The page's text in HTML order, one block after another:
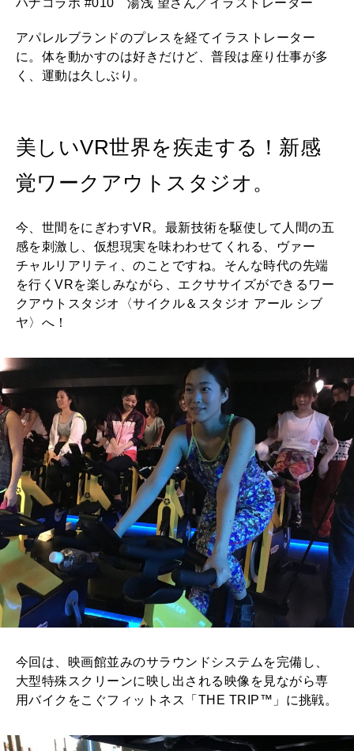
ハナコラボ #010 湯浅 望さん／イラストレーター
アパレルブランドのプレスを経てイラストレーター
に。体を動かすのは好きだけど、普段は座り仕事が多
く、運動は久しぶり。
美しいVR世界を疾走する！新感
覚ワークアウトスタジオ。
今、世間をにぎわすVR。最新技術を駆使して人間の五
感を刺激し、仮想現実を味わわせてくれる、ヴァー
チャルリアリティ、のことですね。そんな時代の先端
を行くVRを楽しみながら、エクササイズができるワー
クアウトスタジオ〈サイクル＆スタジオ アール シブ
ヤ〉へ！
今回は、映画館並みのサラウンドシステムを完備し、
大型特殊スクリーンに映し出される映像を見ながら専
用バイクをこぐフィットネス「THE TRIP™」に挑戦。